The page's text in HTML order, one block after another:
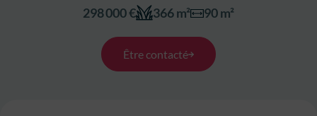
298 000 € 366 m² 90 m²
Être contacté